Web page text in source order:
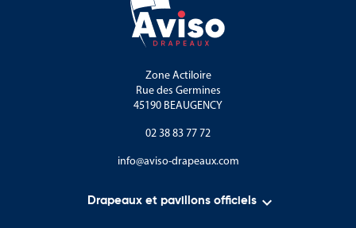
Les commerces de proximité
Les événements associatifs et municipaux
l'attention du public grâce à des messages simples et efficaces.
Leur mise en place rapide en fait une solution pratique pour les
Zone Actiloire
Rue des Germines
45190 BEAUGENCY
02 38 83 77 72
info@aviso-drapeaux.com
Drapeaux et pavillons officiels 